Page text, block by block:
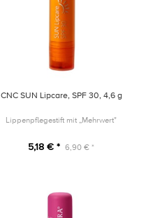
CNC SUN Lipcare, SPF 30, 4,6 g
Lippenpflegestift mit „Mehrwert"
5,18 € * 6,90 € *